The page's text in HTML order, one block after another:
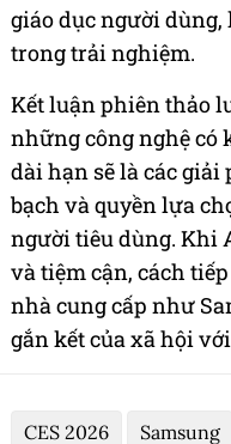
giáo dục người dùng,
trong trải nghiệm.
Kết luận phiên thảo
những công nghệ có
dài hạn sẽ là các
bạch và quyền lựa
người tiêu dùng. Khi
và tiệm cận, cách
nhà cung cấp như
gắn kết của xã hội
CES 2026 Samsung